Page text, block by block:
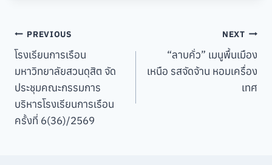
Post
navigation
PREVIOUS
โรงเรียนการเรือน
มหาวิทยาลัยสวนดุสิต จัด
ประชุมคณะกรรมการ
บริหารโรงเรียนการเรือน
ครั้งที่ 6(36)/2569
NEXT
“ลาบคั่ว” เมนูพื้นเมือง
เหนือ รสจัดจ้าน หอมเครื่อง
เทศ